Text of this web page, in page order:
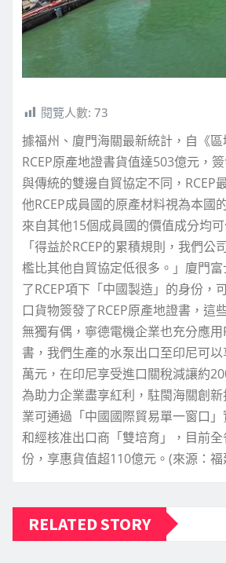
閱覽人數: 73
據福州、廈門海關最新統計，自《
RCEP原產地證書貨值達503億元，
與傳統的雙邊自貿協定不同，
他RCEP成員國的原產材料視為本國
來自其他15個成員國的價值成分均
「得益於RCEP的累積規則，我們
檻比其他自貿協定低很多。」廈門
了RCEP項下「中國製造」的身份，
口貨物簽發了RCEP原產地證書，這
無獨有偶，寧德電機企業也充分應
書，我們生產的水泵出口至印尼可
萬元，在印尼享受進口關稅減讓約
為助力企業盡享紅利，駐閩海關創
業可通過「中國國際貿易單一窗口
和經核准出口商「雙培育」，目前
份，享惠貨值超110億元。(來源：福
RELATED STORY